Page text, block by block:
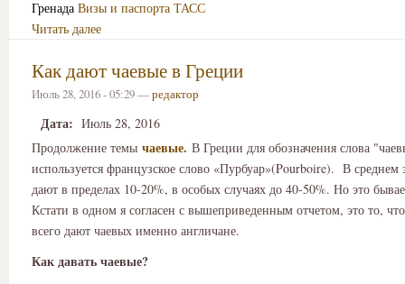
Гренада Визы и паспорта ТАСС
Читать далее
Как дают чаевые в Греции
Июль 28, 2016 - 05:29 —редактор
Дата: Июль 28, 2016
Продолжение темы чаевые. В Греции для обозначения слова
используется французское слово «Пурбуар»(Pourboire). В среднем
дают в пределах 10-20%, в особых случаях до 40-50%. Но это
Кстати в одном я согласен с вышеприведенным отчетом, это то,
всего дают чаевых именно англичане.
Как давать чаевые?